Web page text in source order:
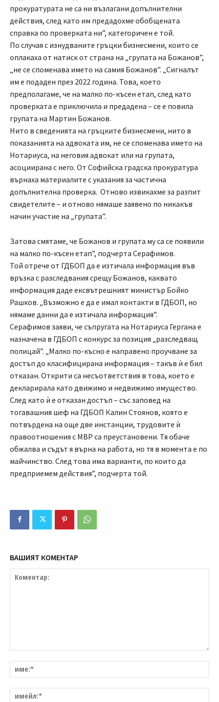
прокуратурата не са ни възлагани допълнителни
действия, след като им предадохме обобщената
справка по проверката ни”, категоричен е той.
По случая с изнудваните гръцки бизнесмени, които се
оплакаха от натиск от страна на „групата на Божанов”,
„не се споменава името на самия Божанов”. „Сигналът
им е подаден през 2022 година. Това, което
предполагаме, че на малко по-късен етап, след като
проверката е приключила и предадена – се е повила
групата на Мартин Божанов.
Нито в сведенията на гръцките бизнесмени, нито в
показанията на адвоката им, не се споменава името на
Нотариуса, на неговия адвокат или на групата,
асоциирана с него. От Софийска градска прокуратура
върнаха материалите с указания за частична
допълнителна проверка. Отново извикахме за разпит
свидетелите – и отново нямаше заявено по никакъв
начин участие на „групата”.
Затова смятаме, че Божанов и групата му са се появили
на малко по-късен етап”, подчерта Серафимов.
Той отрече от ГДБОП да е изтичала информация във
връзка с разследвания срещу Божанов, каквато
информация даде ексвътрешният министър Бойко
Рашков. „Възможно е да е имал контакти в ГДБОП, но
нямаме данни да е изтичала информация”.
Серафимов заяви, че съпругата на Нотариуса Гергана е
назначена в ГДБОП с конкурс за позиция „разследващ
полицай”. „Малко по-късно е направено проучване за
достъп до класифицирана информация – такъв ѝ е бил
отказан. Открити са несъответствия в това, което е
декларирала като движимо и недвижимо имущество.
След като ѝ е отказан достъп – със заповед на
тогавашния шеф на ГДБОП Калин Стоянов, която е
потвърдена на още две инстанции, трудовите ѝ
правоотношения с МВР са преустановени. Тя обаче
обжалва и съдът я върна на работа, но тя в момента е по
майчинство. След това има варианти, по които да
предприемем действия”, подчерта той.
ВАШИЯТ КОМЕНТАР